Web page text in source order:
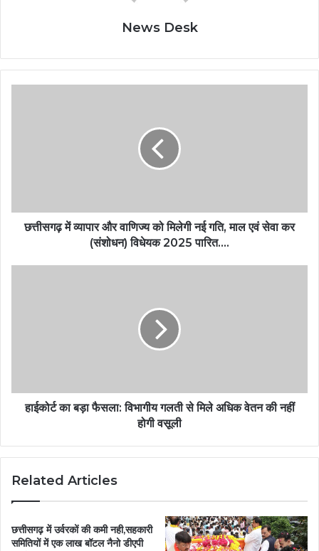
News Desk
छत्तीसगढ़ में व्यापार और वाणिज्य को मिलेगी नई गति, माल एवं सेवा कर
(संशोधन) विधेयक 2025 पारित….
हाईकोर्ट का बड़ा फैसला: विभागीय गलती से मिले अधिक वेतन की नहीं
होगी वसूली
Related Articles
छत्तीसगढ़ में उर्वरकों की कमी नही,सहकारी
समितियों में एक लाख बॉटल नैनो डीएपी